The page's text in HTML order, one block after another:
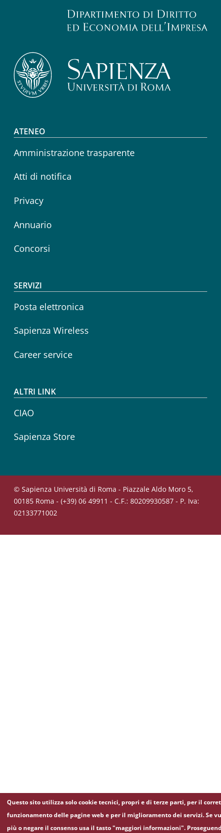
Footer menu
ATENEO
Amministrazione trasparente
Atti di notifica
Privacy
Annuario
Concorsi
SERVIZI
Posta elettronica
Sapienza Wireless
Career service
ALTRI LINK
CIAO
Sapienza Store
© Sapienza Università di Roma - Piazzale Aldo Moro 5,
00185 Roma - (+39) 06 49911 - C.F.: 80209930587 - P. Iva:
02133771002
Questo sito utilizza solo cookie tecnici, propri e di terze parti, per il
funzionamento delle pagine web e per il miglioramento dei servizi. Se
più o negare il consenso usa il tasto "maggiori informazioni".